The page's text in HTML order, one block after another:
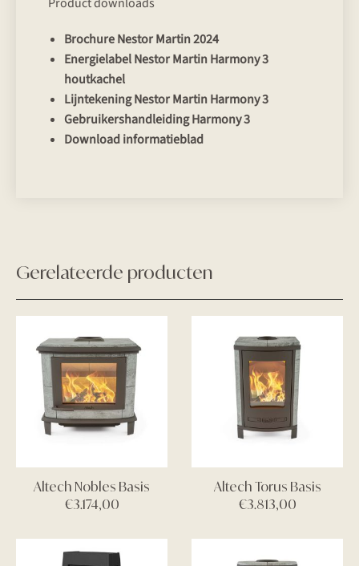
Brochure Nestor Martin 2024
Energielabel Nestor Martin Harmony 3
houtkachel
Lijntekening Nestor Martin Harmony 3
Gebruikershandleiding Harmony 3
Download informatieblad
Gerelateerde producten
Altech Nobles Basis
€3.174,00
Altech Torus Basis
€3.813,00